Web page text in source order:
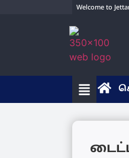
Welcome to